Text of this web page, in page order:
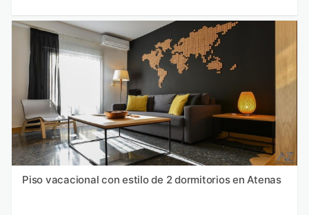
Piso vacacional con estilo de 2 dormitorios en Atenas